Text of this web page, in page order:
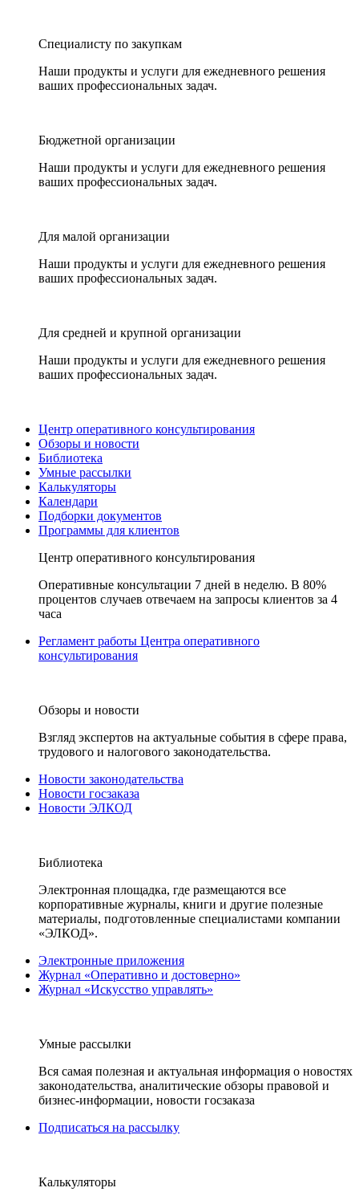
Специалисту по закупкам
Наши продукты и услуги для ежедневного решения
ваших профессиональных задач.
Бюджетной организации
Наши продукты и услуги для ежедневного решения
ваших профессиональных задач.
Для малой организации
Наши продукты и услуги для ежедневного решения
ваших профессиональных задач.
Для средней и крупной организации
Наши продукты и услуги для ежедневного решения
ваших профессиональных задач.
Центр оперативного консультирования
Обзоры и новости
Библиотека
Умные рассылки
Калькуляторы
Календари
Подборки документов
Программы для клиентов
Центр оперативного консультирования
Оперативные консультации 7 дней в неделю. В 80%
процентов случаев отвечаем на запросы клиентов за 4
часа
Регламент работы Центра оперативного
консультирования
Обзоры и новости
Взгляд экспертов на актуальные события в сфере права,
трудового и налогового законодательства.
Новости законодательства
Новости госзаказа
Новости ЭЛКОД
Библиотека
Электронная площадка, где размещаются все
корпоративные журналы, книги и другие полезные
материалы, подготовленные специалистами компании
«ЭЛКОД».
Электронные приложения
Журнал «Оперативно и достоверно»
Журнал «Искусство управлять»
Умные рассылки
Вся самая полезная и актуальная информация о новостях
законодательства, аналитические обзоры правовой и
бизнес-информации, новости госзаказа
Подписаться на рассылку
Калькуляторы